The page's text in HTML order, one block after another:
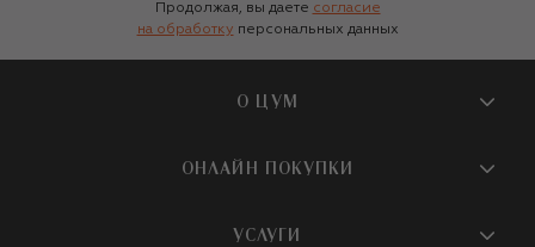
Продолжая, вы даете согласие
на обработку персональных данных
О ЦУМ
О магазине
Бутики и ПВЗ ЦУМ
ОНЛАЙН ПОКУПКИ
УСЛУГИ